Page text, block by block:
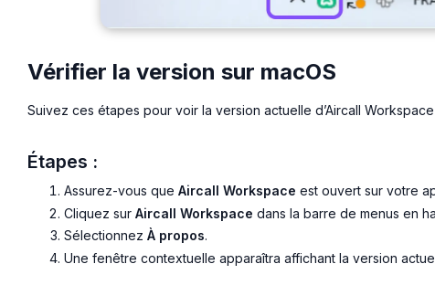
Vérifier la version sur macOS
Suivez ces étapes pour voir la version actuelle d’Aircall Workspace
Étapes :
Assurez-vous que Aircall Workspace est ouvert sur votre
Cliquez sur Aircall Workspace dans la barre de menus en
Sélectionnez À propos.
Une fenêtre contextuelle apparaîtra affichant la version